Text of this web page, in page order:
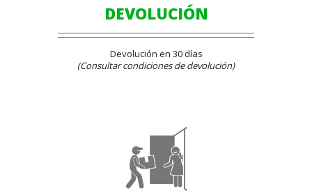
DEVOLUCIÓN
Devolución en 30 días
(Consultar condiciones de devolución)